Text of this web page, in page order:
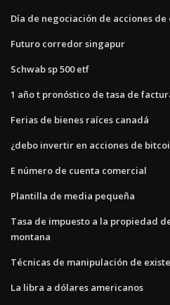
Día de negociación de acciones de
Futuro corredor singapur
Schwab sp 500 etf
1 año t pronóstico de tasa de
Ferias de bienes raíces canadá
¿debo invertir en acciones de
E número de cuenta comercial
Plantilla de media pequeña
Tasa de impuesto a la propiedad
montana
Técnicas de manipulación de
La libra a dólares americanos